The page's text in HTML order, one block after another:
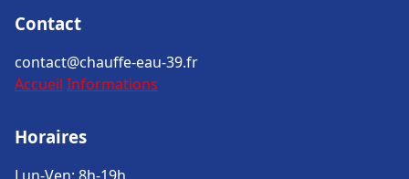
Contact
contact@chauffe-eau-39.fr
Accueil Informations
Horaires